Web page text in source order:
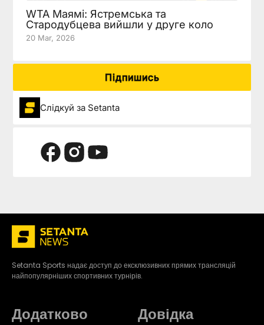
WTA Маямі: Ястремська та
Стародубцева вийшли у друге коло
20 Mar, 2026
Підпишись
Слідкуй за Setanta
Setanta Sports надає доступ до ексклюзивних прямих трансляцій
найпопулярніших спортивних турнірів.
Додатково Довідка